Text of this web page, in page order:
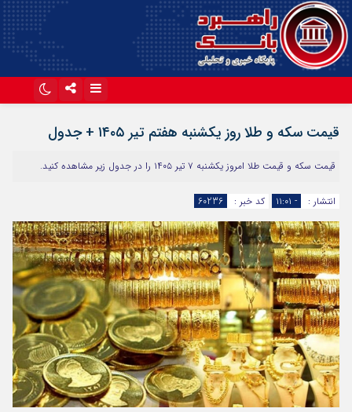
قیمت سکه و طلا روز یکشنبه هفتم تیر ۱۴۰۵ + جدول
قیمت سکه و قیمت طلا امروز یکشنبه ۷ تیر ۱۴۰۵ را در جدول زیر مشاهده کنید.
انتشار : - ۱۱:۰۱ کد خبر : 60236